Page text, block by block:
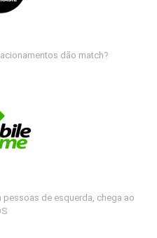
dão match?
pessoas de esquerda, chega ao